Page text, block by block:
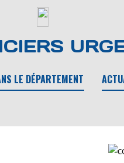
LE DÉPARTEMENT